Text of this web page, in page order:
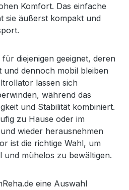
Komfort. Das einfache
sie äußerst kompakt und
diejenigen geeignet, deren
und dennoch mobil bleiben
lassen sich
während das
und Stabilität kombiniert.
zu Hause oder im
wieder herausnehmen
ist die richtige Wahl, um
und mühelos zu bewältigen.
eine Auswahl